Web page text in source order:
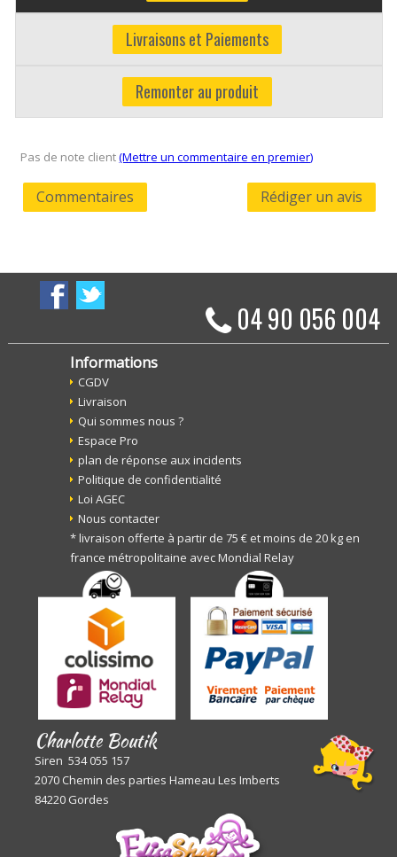
Livraisons et Paiements
Remonter au produit
Pas de note client(Mettre un commentaire en premier)
Commentaires Rédiger un avis
04 90 056 004
Informations
CGDV
Livraison
Qui sommes nous ?
Espace Pro
plan de réponse aux incidents
Politique de confidentialité
Loi AGEC
Nous contacter
* livraison offerte à partir de 75 € et moins de 20 kg en
france métropolitaine avec Mondial Relay
Charlotte Boutik
Siren 534 055 157
2070 Chemin des parties Hameau Les Imberts
84220 Gordes